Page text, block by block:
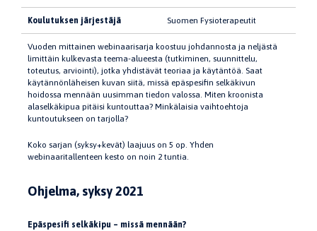
Koulutuksen järjestäjä Suomen Fysioterapeutit
Vuoden mittainen webinaarisarja koostuu johdannosta ja neljästä
limittäin kulkevasta teema-alueesta (tutkiminen, suunnittelu,
toteutus, arviointi), jotka yhdistävät teoriaa ja käytäntöä. Saat
käytännönläheisen kuvan siitä, missä epäspesifin selkäkivun
hoidossa mennään uusimman tiedon valossa. Miten kroonista
alaselkäkipua pitäisi kuntouttaa? Minkälaisia vaihtoehtoja
kuntoutukseen on tarjolla?
Koko sarjan (syksy+kevät) laajuus on 5 op. Yhden
webinaaritallenteen kesto on noin 2 tuntia.
Ohjelma, syksy 2021
Epäspesifi selkäkipu – missä mennään?